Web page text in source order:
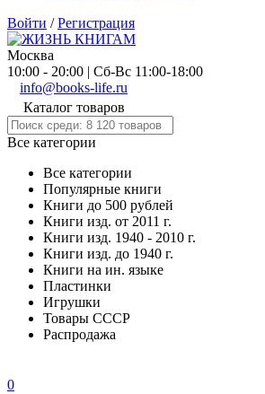
Войти /Регистрация
Москва
10:00 - 20:00 | Сб-Вс 11:00-18:00
info@books-life.ru
Каталог товаров
Все категории
Все категории
Популярные книги
Книги до 500 рублей
Книги изд. от 2011 г.
Книги изд. 1940 - 2010 г.
Книги изд. до 1940 г.
Книги на ин. языке
Пластинки
Игрушки
Товары СССР
Распродажа
0